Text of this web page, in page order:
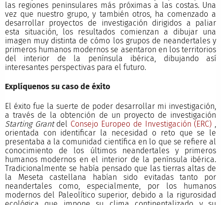
las regiones peninsulares más próximas a las costas. Una
vez que nuestro grupo, y también otros, ha comenzado a
desarrollar proyectos de investigación dirigidos a paliar
esta situación, los resultados comienzan a dibujar una
imagen muy distinta de cómo los grupos de neandertales y
primeros humanos modernos se asentaron en los territorios
del interior de la península ibérica, dibujando así
interesantes perspectivas para el futuro.
Explíquenos su caso de éxito
El éxito fue la suerte de poder desarrollar mi investigación,
a través de la obtención de un proyecto de investigación
Starting Grantdel Consejo Europeo de Investigación (ERC)
orientada con identificar la necesidad o reto que se le
presentaba a la comunidad científica en lo que se refiere al
conocimiento de los últimos neandertales y primeros
humanos modernos en el interior de la península ibérica.
Tradicionalmente se había pensado que las tierras altas de
la Meseta castellana habían sido evitadas tanto por
neandertales como, especialmente, por los humanos
modernos del Paleolítico superior, debido a la rigurosidad